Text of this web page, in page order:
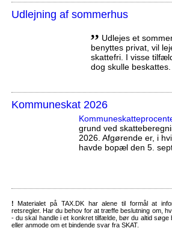
Udlejning af sommerhus
,, Udlejes et
benyttes privat, vil
skattefri. I visse
dog skulle beskattes.
Kommuneskat 2026
grund ved
2026. Afgørende er, i
havde bopæl den 5.
! Materialet på TAX.DK har alene til formål at
retsregler. Har du behov for at træffe beslutning om,
- du skal handle i et konkret tilfælde, bør du altid søge
eller anmode om et bindende svar fra SKAT.